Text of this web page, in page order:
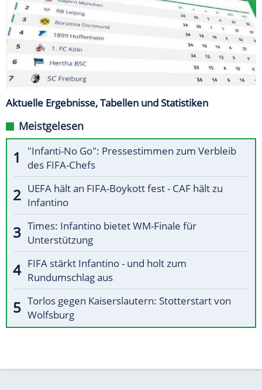
Aktuelle Ergebnisse, Tabellen und Statistiken
Meistgelesen
"Infanti-No Go": Pressestimmen zum Verbleib
des FIFA-Chefs
UEFA hält an FIFA-Boykott fest - CAF hält zu
Infantino
Times: Infantino bietet WM-Finale für
Unterstützung
FIFA stärkt Infantino - und holt zum
Rundumschlag aus
Torlos gegen Kaiserslautern: Stotterstart von
Wolfsburg